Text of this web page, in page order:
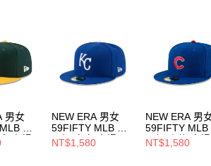
予不同之上限額度；若仍有額度不足之情形，本公司將
戶進行身份認證。
人註冊多個帳號或使用他人資訊註冊。若發現惡意使用
技股份有限公司將有權停止該用戶之使用額度並採取法
男女
球
主場
NEW ERA 男女
59FIFTY MLB 球
員帽 皇家/客場
NE70360937
NT$1,580
NEW ERA 男
59FIFTY MLB
員帽 小熊 客場
NE70331934
NT$1,580